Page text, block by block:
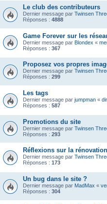
Le club des contributeurs
Dernier message par Twinsen
Réponses : 4888
Game Forever sur les
Dernier message par Blondex «
Réponses : 367
Proposez vos propres
Dernier message par Twinsen
Réponses : 299
Les tags
Dernier message par jumpman «
Réponses : 587
Promotions du site
Dernier message par Twinsen
Réponses : 293
Réflexions sur la
Dernier message par Twinsen
Réponses : 173
Un bug dans le site ?
Dernier message par MadMax «
Réponses : 304